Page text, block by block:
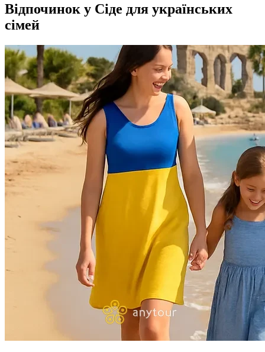
Відпочинок у Сіде для українських
сімей